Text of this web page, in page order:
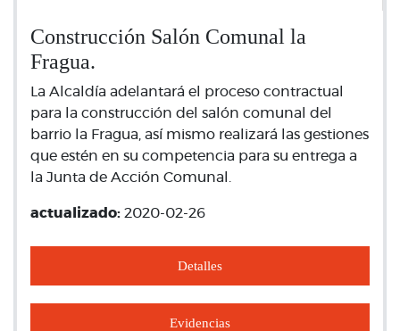
Construcción Salón Comunal la
Fragua.
La Alcaldía adelantará el proceso contractual
para la construcción del salón comunal del
barrio la Fragua, así mismo realizará las gestiones
que estén en su competencia para su entrega a
la Junta de Acción Comunal.
actualizado: 2020-02-26
Detalles
Evidencias